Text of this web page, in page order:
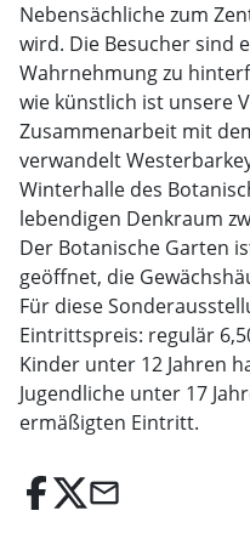
Nebensächliche zum
wird. Die Besucher sind
Wahrnehmung zu
wie künstlich ist unsere
Zusammenarbeit mit
verwandelt
Winterhalle des
lebendigen Denkraum
Der Botanische Garten
geöffnet, die
Für diese
Eintrittspreis: regulär
Kinder unter 12 Jahren
Jugendliche unter 17
ermäßigten Eintritt.
email